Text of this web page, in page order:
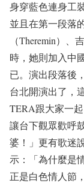
身穿藍色連身工
並且在第一段落
（Theremin）、
時，她則加入中
已。演出段落後
台北開演出了，
TERA跟大家一
讓台下觀眾歡呼
婆！」更有歌迷
示：「為什麼是
正是白色情人節